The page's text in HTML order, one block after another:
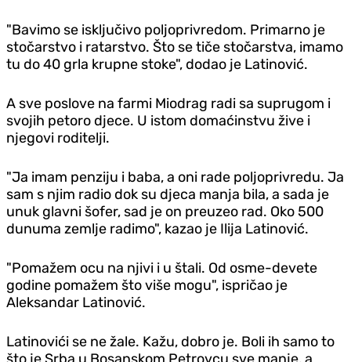
"Bavimo se isključivo poljoprivredom. Primarno je
stočarstvo i ratarstvo. Što se tiče stočarstva, imamo
tu do 40 grla krupne stoke", dodao je Latinović.
A sve poslove na farmi Miodrag radi sa suprugom i
svojih petoro djece. U istom domaćinstvu žive i
njegovi roditelji.
"Ja imam penziju i baba, a oni rade poljoprivredu. Ja
sam s njim radio dok su djeca manja bila, a sada je
unuk glavni šofer, sad je on preuzeo rad. Oko 500
dunuma zemlje radimo", kazao je Ilija Latinović.
"Pomažem ocu na njivi i u štali. Od osme-devete
godine pomažem što više mogu", ispričao je
Aleksandar Latinović.
Latinovići se ne žale. Kažu, dobro je. Boli ih samo to